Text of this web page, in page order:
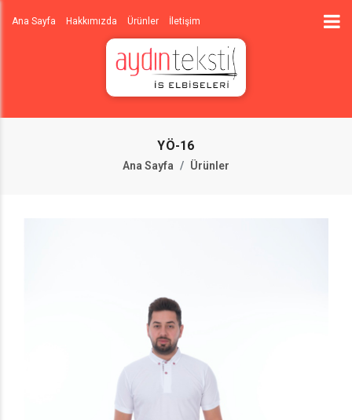
Ana Sayfa Hakkımızda Ürünler İletişim
YÖ-16
Ana Sayfa Ürünler